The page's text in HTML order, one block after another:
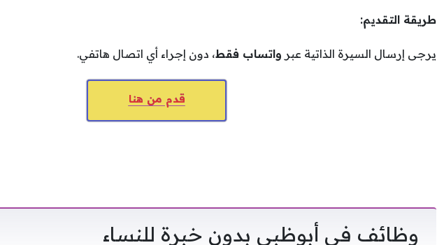
طريقة التقديم:
يرجى إرسال السيرة الذاتية عبر واتساب فقط، دون إجراء أي اتصال هاتفي.
قدم من هنا
وظائف في أبوظبي بدون خبرة للنساء